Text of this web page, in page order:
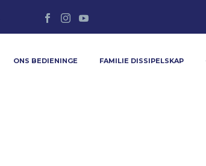
ONS BEDIENINGE FAMILIE DISSIPELSKAP